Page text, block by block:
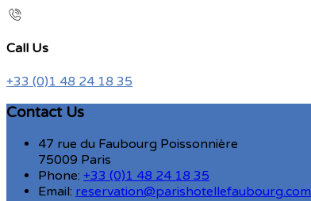
Call Us
+33 (0)1 48 24 18 35
Contact Us
47 rue du Faubourg Poissonnière
75009 Paris
Phone: +33 (0)1 48 24 18 35
Email: reservation@parishotellefaubourg.com